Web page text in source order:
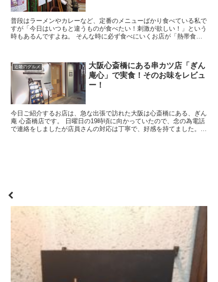
普段はラーメンやカレーなど、定番のメニューばかり食べている私で
すが「今日はいつもと違うものが食べたい！刺激が欲しい！」という
時もあるんですよね。 そんな時に必ず食べにいくお店が「熱帯食
近畿のグルメ
大阪心斎橋にある串カツ店「ぎん
庵心」で実食！そのお味をレビュ
ー！
今日ご紹介するお店は、急な出張で訪れた大阪は心斎橋にある、ぎん
庵 心斎橋店です。 日曜日の19時頃に向かっていたので、念の為電話
で連絡をしましたが店員さんの対応は丁寧で、好感を持てました。